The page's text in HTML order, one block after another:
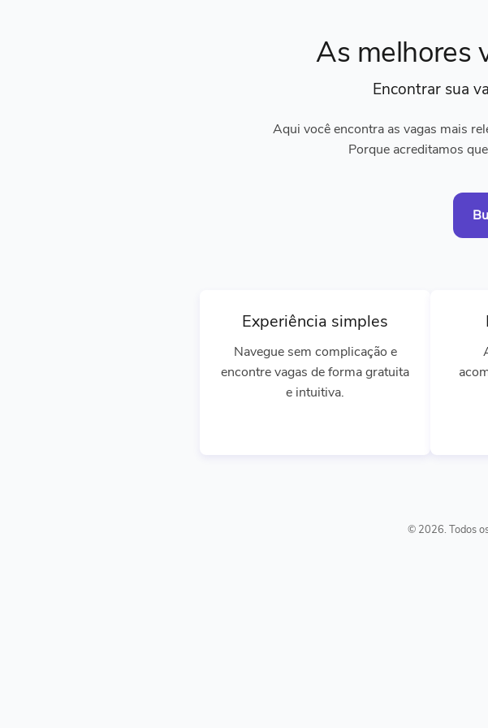
As melhores
Encontrar sua
Aqui você encontra as vagas mais
Porque acreditamos
Experiência simples
Navegue sem complicação e
encontre vagas de forma gratuita
e intuitiva.
© 2026. Todos